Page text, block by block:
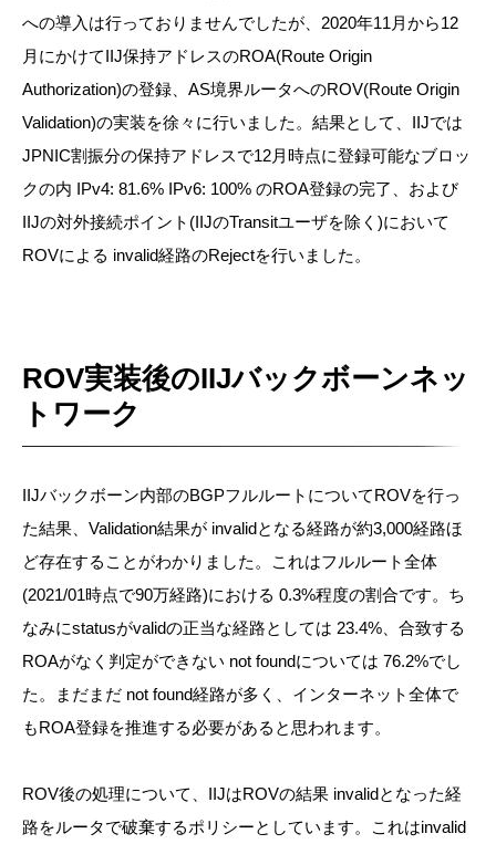
への導入は行っておりませんでしたが、2020年11月から12
月にかけてIIJ保持アドレスのROA(Route Origin
Authorization)の登録、AS境界ルータへのROV(Route Origin
Validation)の実装を徐々に行いました。結果として、IIJでは
JPNIC割振分の保持アドレスで12月時点に登録可能なブロッ
クの内 IPv4: 81.6% IPv6: 100% のROA登録の完了、および
IIJの対外接続ポイント(IIJのTransitユーザを除く)において
ROVによる invalid経路のRejectを行いました。
ROV実装後のIIJバックボーンネッ
トワーク
IIJバックボーン内部のBGPフルルートについてROVを行っ
た結果、Validation結果が invalidとなる経路が約3,000経路ほ
ど存在することがわかりました。これはフルルート全体
(2021/01時点で90万経路)における 0.3%程度の割合です。ち
なみにstatusがvalidの正当な経路としては 23.4%、合致する
ROAがなく判定ができない not foundについては 76.2%でし
た。まだまだ not found経路が多く、インターネット全体で
もROA登録を推進する必要があると思われます。
ROV後の処理について、IIJはROVの結果 invalidとなった経
路をルータで破棄するポリシーとしています。これはinvalid